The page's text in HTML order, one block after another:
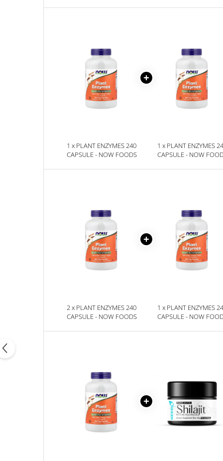
Quicksilver Scientific
1 x PLANT ENZYMES 240
CAPSULE - NOW FOODS
1 x PLANT ENZYMES
CAPSULE - NOW
2 x PLANT ENZYMES 240
CAPSULE - NOW FOODS
1 x PLANT ENZYMES
CAPSULE - NOW